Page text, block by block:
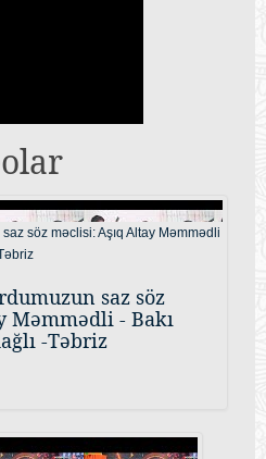
saz söz
Məmmədli - Bakı
-Təbriz